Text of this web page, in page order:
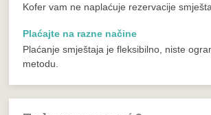
Kofer vam ne naplaćuje rezervacije
Plaćajte na razne načine
Plaćanje smještaja je fleksibilno, niste
metodu.